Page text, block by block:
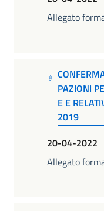
Allegato
PAZIONI
E E
2019
20-04-2022
Allegato